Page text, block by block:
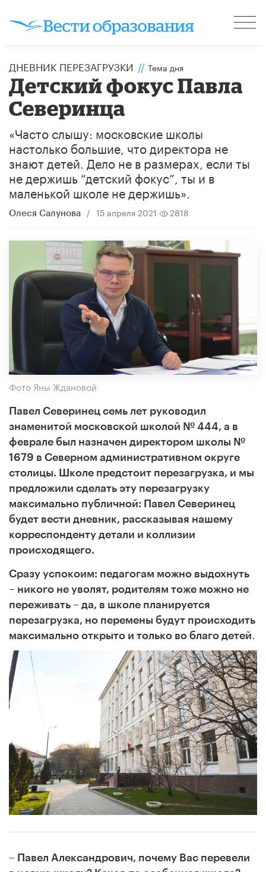
ДНЕВНИК ПЕРЕЗАГРУЗКИ // Тема дня
Детский фокус Павла
Северинца
«Часто слышу: московские школы
настолько большие, что директора не
знают детей. Дело не в размерах, если ты
не держишь “детский фокус”, ты и в
маленькой школе не держишь».
Олеся Салунова / 15 апреля 2021 2818
Фото Яны Ждановой
Павел Северинец семь лет руководил
знаменитой московской школой № 444, а в
феврале был назначен директором школы №
1679 в Северном административном округе
столицы. Школе предстоит перезагрузка, и мы
предложили сделать эту перезагрузку
максимально публичной: Павел Северинец
будет вести дневник, рассказывая нашему
корреспонденту детали и коллизии
происходящего.
Сразу успокоим: педагогам можно выдохнуть
– никого не уволят, родителям тоже можно не
переживать – да, в школе планируется
перезагрузка, но перемены будут происходить
максимально открыто и только во благо детей
– Павел Александрович, почему Вас перевели